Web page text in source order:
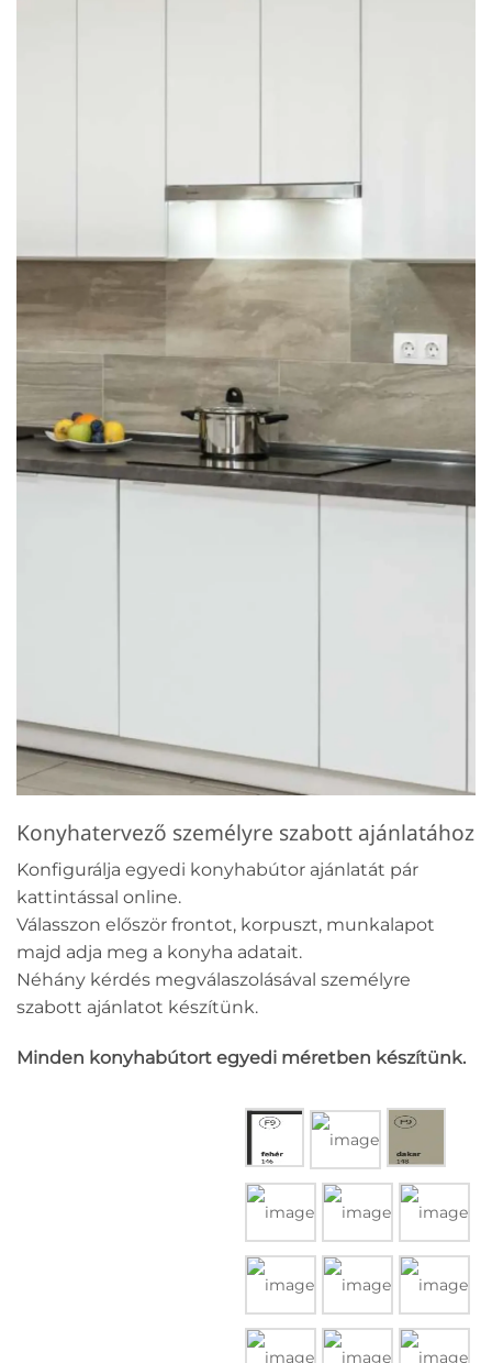
Konyhatervező személyre szabott ajánlatához
Konfigurálja egyedi konyhabútor ajánlatát pár
kattintással online.
Válasszon először frontot, korpuszt, munkalapot
majd adja meg a konyha adatait.
Néhány kérdés megválaszolásával személyre
szabott ajánlatot készítünk.
Minden konyhabútort egyedi méretben készítünk.